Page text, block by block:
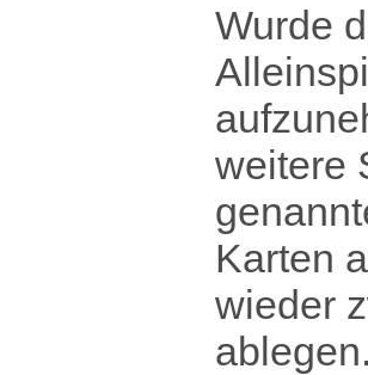
Wurde
weitere
Karten
wieder